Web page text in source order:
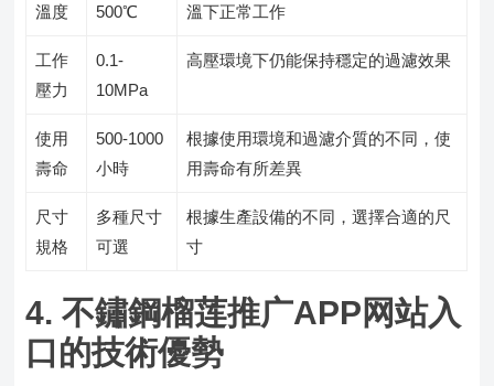
溫度
500℃
溫下正常工作
工作
壓力
0.1-
10MPa
高壓環境下仍能保持穩定的過濾效果
使用
壽命
500-1000
小時
根據使用環境和過濾介質的不同，使
用壽命有所差異
尺寸
規格
多種尺寸
可選
根據生產設備的不同，選擇合適的尺
寸
4. 不鏽鋼榴莲推广APP网站入
口的技術優勢